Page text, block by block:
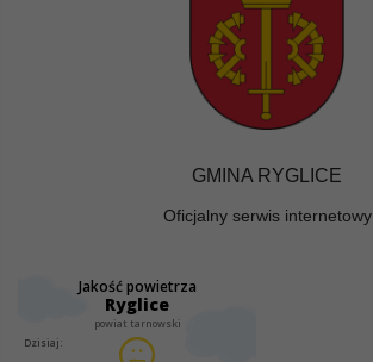
GMINA RYGLICE
Oficjalny serwis internetowy